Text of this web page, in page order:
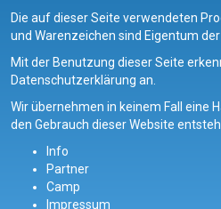
Die auf dieser Seite verwendeten
und Warenzeichen sind Eigentum
Mit der Benutzung dieser Seite
Datenschutzerklärung an.
Wir übernehmen in keinem Fall eine
den Gebrauch dieser Website
Info
Partner
Camp
Impressum